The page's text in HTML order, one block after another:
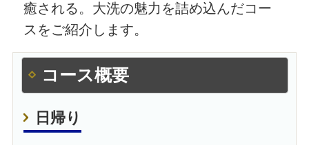
癒される。大洗の魅力を詰め込んだコー
スをご紹介します。
コース概要
日帰り